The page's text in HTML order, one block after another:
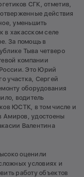
СГК, отметив,
действия
уменьшить
в хакасском селе
За помощь в
Тыва четверо
компании
Это Юрий
участка, Сергей
оборудования
водитель
ЮСТК, в том числе и
Амиров, удостоены
Валентина
оценили
условиях и
работу объектов